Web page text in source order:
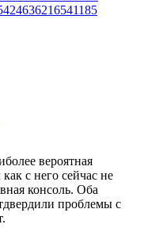
вероятная
с него сейчас не
консоль. Оба
проблемы с